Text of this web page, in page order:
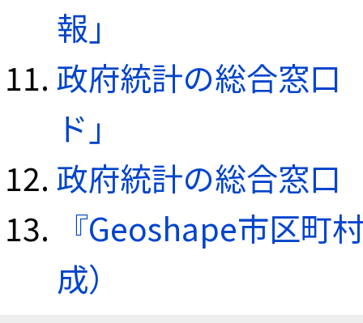
報」
政府統計の総合窓口
ド」
政府統計の総合窓口
『Geoshape市区町
成）